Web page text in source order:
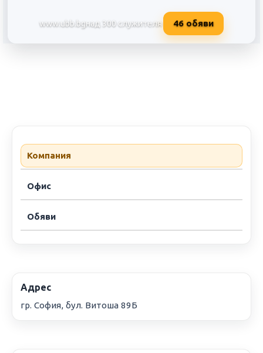
www.ubb.bgнад 300 служителя 46 обяви
Компания
Офис
Обяви
Адрес
гр. София, бул. Витоша 89Б